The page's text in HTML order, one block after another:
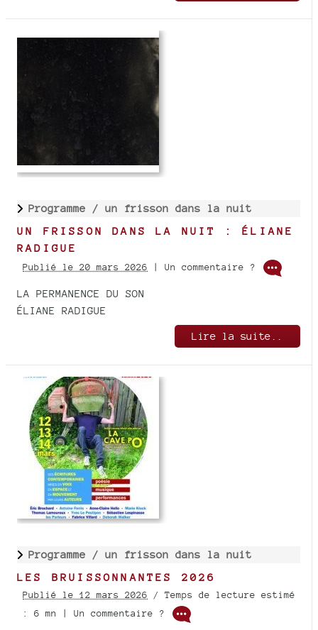
Programme / un frisson dans la nuit
UN FRISSON DANS LA NUIT : ÉLIANE
RADIGUE
Publié le 20 mars 2026 | Un commentaire ?
LA PERMANENCE DU SON
ÉLIANE RADIGUE
Lire la suite..
Programme / un frisson dans la nuit
LES BRUISSONNANTES 2026
Publié le 12 mars 2026 / Temps de lecture estimé
: 6 mn | Un commentaire ?